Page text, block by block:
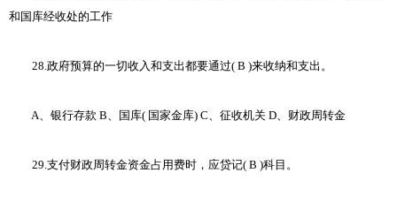
和国库经收处的工作
28.政府预算的一切收入和支出都要通过( B )来收纳和支出。
A、银行存款 B、国库( 国家金库) C、征收机关 D、财政周转金
29.支付财政周转金资金占用费时，应贷记( B )科目。